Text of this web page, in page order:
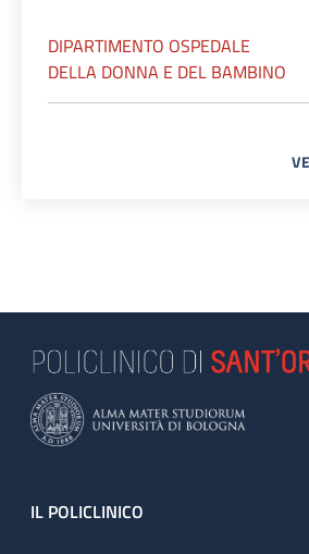
DIPARTIMENTO OSPEDALE
DELLA DONNA E DEL BAMBINO
Footer
IL POLICLINICO